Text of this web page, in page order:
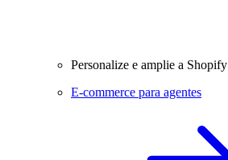
Personalize e amplie a Shopify
E-commerce para agentes